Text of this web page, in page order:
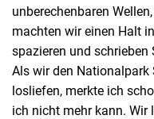
unberechenbaren
machten wir einen Halt
spazieren und schrieben
Als wir den
losliefen, merkte ich
ich nicht mehr kann. Wir